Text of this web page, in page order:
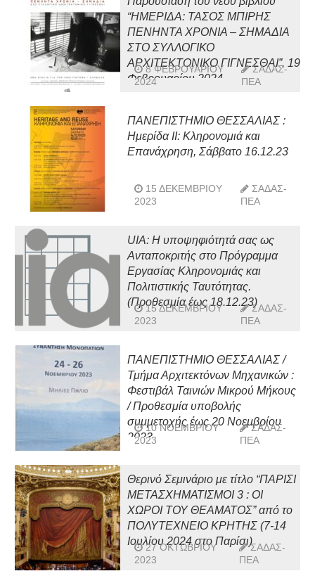
“ΗΜΕΡΙΔΑ: ΤΑΣΟΣ ΜΠΙΡΗΣ
ΠΕΝΗΝΤΑ ΧΡΟΝΙΑ – ΣΗΜΑΔΙΑ
ΣΤΟ ΣΥΛΛΟΓΙΚΟ
ΑΡΧΙΤΕΚΤΟΝΙΚΟ ΓΙΓΝΕΣΘΑΙ”, 19
Φεβρουαρίου 2024
8 ΦΕΒΡΟΥΑΡΊΟΥ
2024
ΣΑΔΑΣ-
ΠΕΑ
ΠΑΝΕΠΙΣΤΗΜΙΟ ΘΕΣΣΑΛΙΑΣ :
Ημερίδα ΙΙ: Κληρονομιά και
Επανάχρηση, Σάββατο 16.12.23
15 ΔΕΚΕΜΒΡΊΟΥ
2023
ΣΑΔΑΣ-
ΠΕΑ
UIA: Η υποψηφιότητά σας ως
Ανταποκριτής στο Πρόγραμμα
Εργασίας Κληρονομιάς και
Πολιτιστικής Ταυτότητας.
(Προθεσμία έως 18.12.23)
15 ΔΕΚΕΜΒΡΊΟΥ
2023
ΣΑΔΑΣ-
ΠΕΑ
ΠΑΝΕΠΙΣΤΗΜΙΟ ΘΕΣΣΑΛΙΑΣ /
Τμήμα Αρχιτεκτόνων Μηχανικών :
Φεστιβάλ Ταινιών Μικρού Μήκους
/ Προθεσμία υποβολής
συμμετοχής έως 20 Νοεμβρίου
2023
10 ΝΟΕΜΒΡΊΟΥ
2023
ΣΑΔΑΣ-
ΠΕΑ
Θερινό Σεμινάριο με τίτλο “ΠΑΡΙΣΙ
ΜΕΤΑΣΧΗΜΑΤΙΣΜΟΙ 3 : ΟΙ
ΧΩΡΟΙ ΤΟΥ ΘΕΑΜΑΤΟΣ” από το
ΠΟΛΥΤΕΧΝΕΙΟ ΚΡΗΤΗΣ (7-14
Ιουλίου 2024 στο Παρίσι)
27 ΟΚΤΩΒΡΊΟΥ
2023
ΣΑΔΑΣ-
ΠΕΑ